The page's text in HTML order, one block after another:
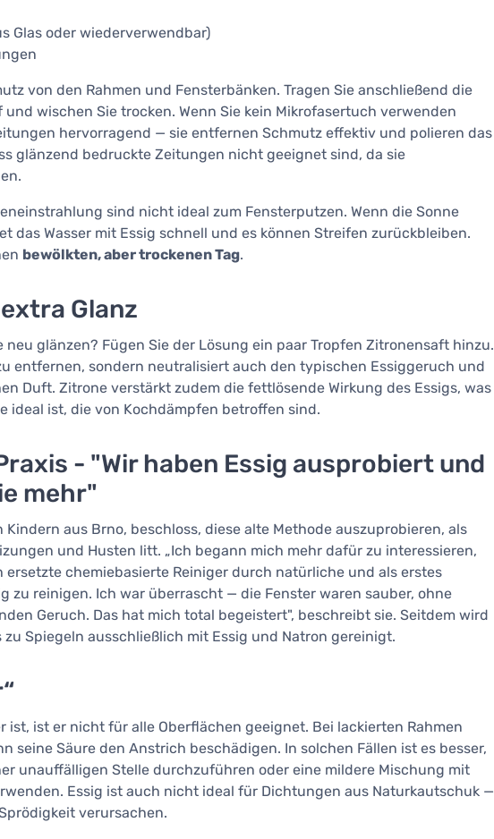
Glas oder wiederverwendbar)
von den Rahmen und Fensterbänken. Tragen Sie anschließend die
wischen Sie trocken. Wenn Sie kein Mikrofasertuch verwenden
hervorragend — sie entfernen Schmutz effektiv und polieren das
glänzend bedruckte Zeitungen nicht geeignet sind, da sie
sind nicht ideal zum Fensterputzen. Wenn die Sonne
das Wasser mit Essig schnell und es können Streifen zurückbleiben.
bewölkten, aber trockenen Tag.
Glanz
neu glänzen? Fügen Sie der Lösung ein paar Tropfen Zitronensaft hinzu.
entfernen, sondern neutralisiert auch den typischen Essiggeruch und
Duft. Zitrone verstärkt zudem die fettlösende Wirkung des Essigs, was
ideal ist, die von Kochdämpfen betroffen sind.
- "Wir haben Essig ausprobiert und
mehr"
aus Brno, beschloss, diese alte Methode auszuprobieren, als
und Husten litt. „Ich begann mich mehr dafür zu interessieren,
ersetzte chemiebasierte Reiniger durch natürliche und als erstes
zu reinigen. Ich war überrascht — die Fenster waren sauber, ohne
Geruch. Das hat mich total begeistert", beschreibt sie. Seitdem wird
Spiegeln ausschließlich mit Essig und Natron gereinigt.
ist, ist er nicht für alle Oberflächen geeignet. Bei lackierten Rahmen
seine Säure den Anstrich beschädigen. In solchen Fällen ist es besser,
unauffälligen Stelle durchzuführen oder eine mildere Mischung mit
Essig ist auch nicht ideal für Dichtungen aus Naturkautschuk —
verursachen.